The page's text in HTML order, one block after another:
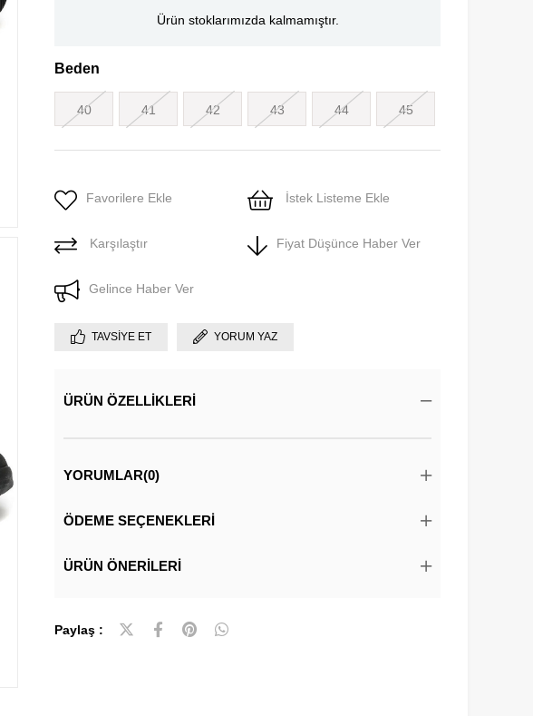
Ürün stoklarımızda kalmamıştır.
Beden
40 41 42 43 44 45
Favorilere Ekle İstek Listeme Ekle
Karşılaştır Fiyat Düşünce Haber Ver
Gelince Haber Ver
TAVSIYE ET YORUM YAZ
ÜRÜN ÖZELLIKLERI
YORUMLAR(0)
ÖDEME SEÇENEKLERI
ÜRÜN ÖNERILERI
Paylaş :